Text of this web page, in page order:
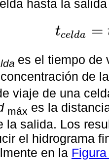
hasta la
tcelda =
tcelda=tc celda
es el tiempo de
de
viaje de una
máx es la
la salida. Los
el hidrograma
en la